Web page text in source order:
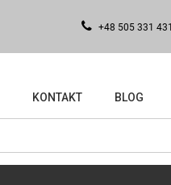
+48 505 331 431
KONTAKT BLOG